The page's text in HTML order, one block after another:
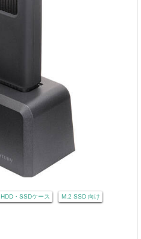
HDD・SSDケース M.2 SSD 向け